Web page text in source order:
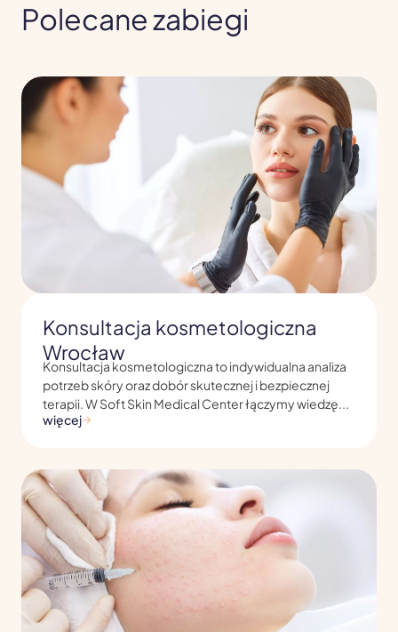
Polecane zabiegi
Konsultacja kosmetologiczna
Wrocław
Konsultacja kosmetologiczna to indywidualna analiza
potrzeb skóry oraz dobór skutecznej i bezpiecznej
terapii. W Soft Skin Medical Center łączymy wiedzę...
więcej